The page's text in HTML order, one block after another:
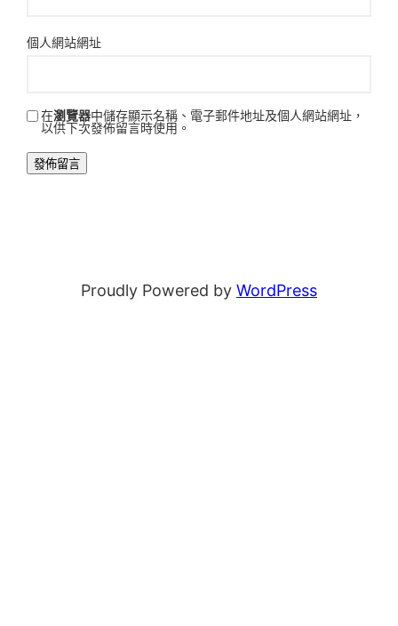
個人網站網址
在瀏覽器中儲存顯示名稱、電子郵件地址及個人網站網址，
以供下次發佈留言時使用。
Proudly Powered by WordPress